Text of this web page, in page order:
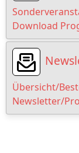
Download
Übersicht/
Newsletter/